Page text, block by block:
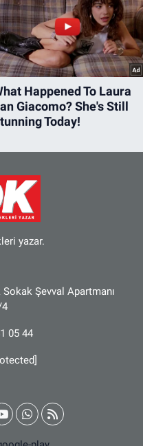
yazar.
Şevval Apartmanı
05 44